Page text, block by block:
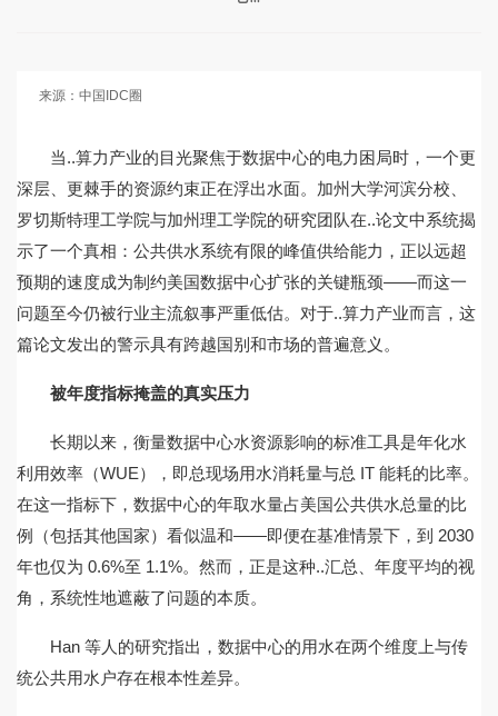
来源：中国IDC圈
当..算力产业的目光聚焦于数据中心的电力困局时，一个更
深层、更棘手的资源约束正在浮出水面。加州大学河滨分校、
罗切斯特理工学院与加州理工学院的研究团队在..论文中系统揭
示了一个真相：公共供水系统有限的峰值供给能力，正以远超
预期的速度成为制约美国数据中心扩张的关键瓶颈——而这一
问题至今仍被行业主流叙事严重低估。对于..算力产业而言，这
篇论文发出的警示具有跨越国别和市场的普遍意义。
被年度指标掩盖的真实压力
长期以来，衡量数据中心水资源影响的标准工具是年化水
利用效率（WUE），即总现场用水消耗量与总 IT 能耗的比率。
在这一指标下，数据中心的年取水量占美国公共供水总量的比
例（包括其他国家）看似温和——即便在基准情景下，到 2030
年也仅为 0.6%至 1.1%。然而，正是这种..汇总、年度平均的视
角，系统性地遮蔽了问题的本质。
Han 等人的研究指出，数据中心的用水在两个维度上与传
统公共用水户存在根本性差异。